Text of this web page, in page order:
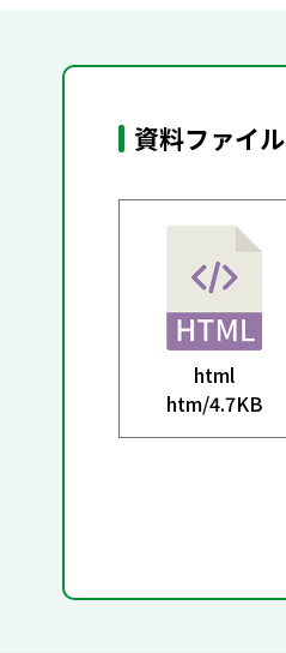
資料ファイル
html
htm/4.7KB